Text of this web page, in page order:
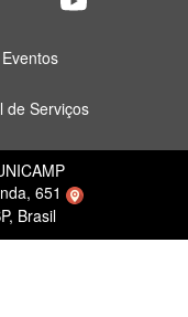
Eventos
de Serviços
651
Brasil